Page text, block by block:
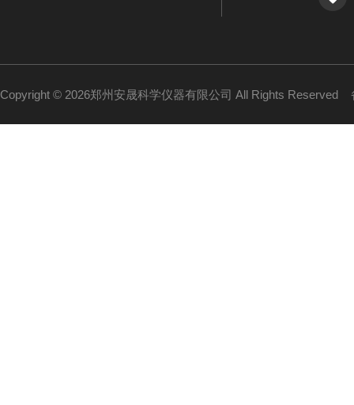
Copyright © 2026郑州安晟科学仪器有限公司 All Rights Reserved